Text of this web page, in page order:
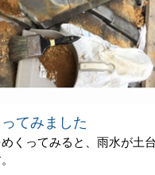
てみました
くってみると、雨水が土